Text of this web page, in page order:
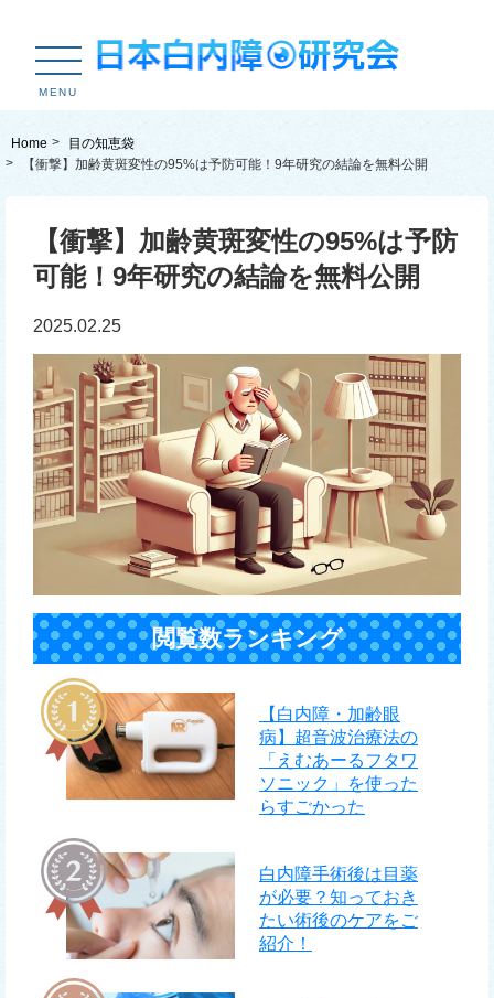
MENU
Home
目の知恵袋
【衝撃】加齢黄斑変性の95%は予防可能！9年研究の結論を無料公開
【衝撃】加齢黄斑変性の95%は予防
可能！9年研究の結論を無料公開
2025.02.25
閲覧数ランキング
【白内障・加齢眼
病】超音波治療法の
「えむあーるフタワ
ソニック」を使った
らすごかった
白内障手術後は目薬
が必要？知っておき
たい術後のケアをご
紹介！